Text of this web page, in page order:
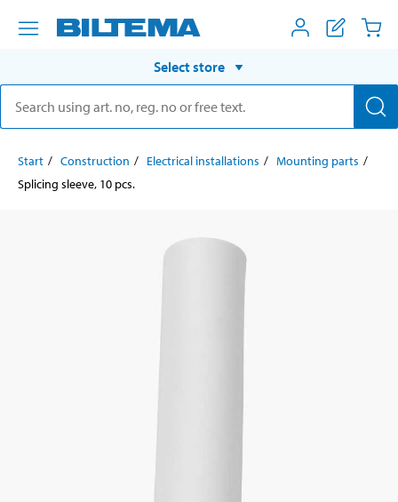
Select store
Start Construction Electrical installations
Mounting parts
Splicing sleeve, 10 pcs.